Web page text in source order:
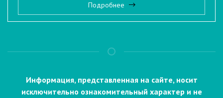
Подробнее
Информация, представленная на сайте, носит
исключительно ознакомительный характер и не